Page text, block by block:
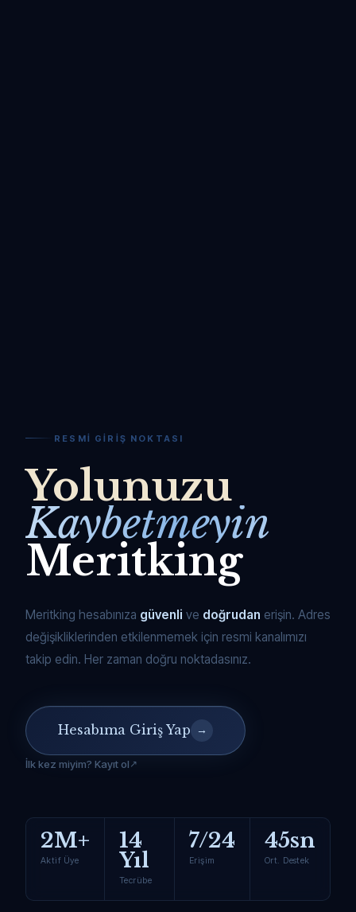
RESMI GIRIŞ NOKTASI
Yolunuzu
Kaybetmeyin
Meritking
Meritking hesabınıza güvenli ve doğrudan erişin. Adres
değişikliklerinden etkilenmemek için resmi kanalımızı
takip edin. Her zaman doğru noktadasınız.
Hesabıma Giriş Yap →
İlk kez miyim? Kayıt ol
2M+
Aktif Üye
14
Yıl
Tecrübe
7/24
Erişim
45sn
Ort. Destek